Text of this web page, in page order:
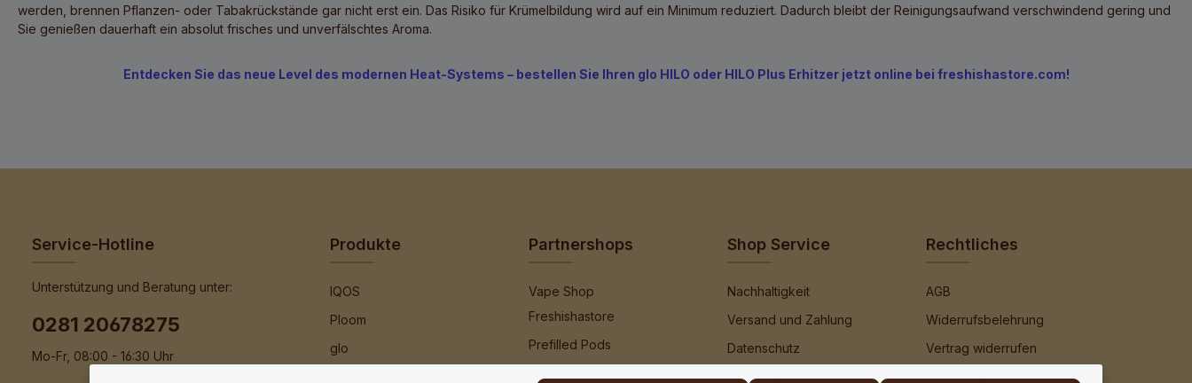
werden, brennen Pflanzen- oder Tabakrückstände gar nicht erst ein. Das Risiko für Krümelbildung wird auf ein Minimum reduziert. Dadurch bleibt der Reinigungsaufwand verschwindend gering und
Sie genießen dauerhaft ein absolut frisches und unverfälschtes Aroma.
Entdecken Sie das neue Level des modernen Heat-Systems – bestellen Sie Ihren glo HILO oder HILO Plus Erhitzer jetzt online bei freshishastore.com!
Service-Hotline
Unterstützung und Beratung unter:
0281 20678275
Mo-Fr, 08:00 - 16:30 Uhr
Produkte
IQOS
Ploom
glo
Partnershops
Vape Shop
Freshishastore
Prefilled Pods
Shop Service
Nachhaltigkeit
Versand und Zahlung
Datenschutz
Impressum
Rechtliches
AGB
Widerrufsbelehrung
Vertrag widerrufen
Elektro- &